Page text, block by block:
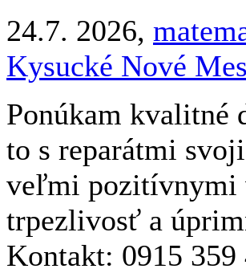
24.7. 2026,
Kysucké Nové
Ponúkam kvalitné
to s reparátmi
veľmi pozitívnymi
trpezlivosť a
Kontakt: 0915 359